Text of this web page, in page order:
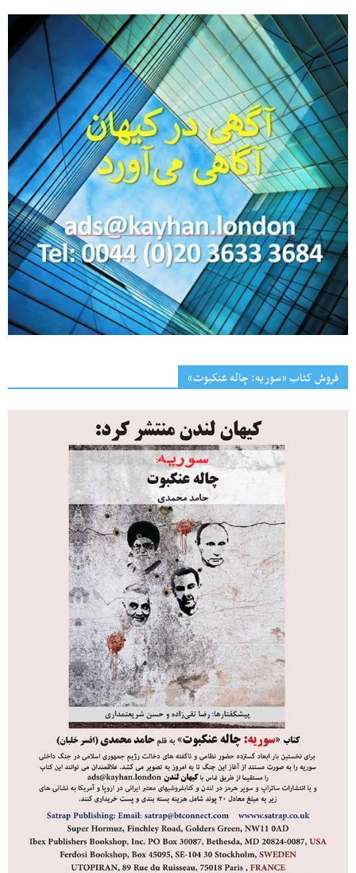
فروش کتاب «سوریه: چاله عنکبوت»